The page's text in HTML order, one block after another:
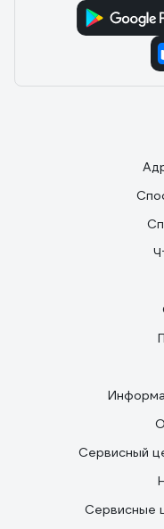
Сервисный
Сервисные